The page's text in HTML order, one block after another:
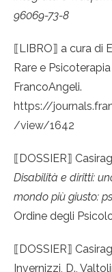
96069-73-8
⟦LIBRO⟧ a cura di
Rare e Psicoterapia
FrancoAngeli.
https://
/view/1642
⟦DOSSIER⟧
Disabilità e diritti:
mondo più giusto:
Ordine degli
⟦DOSSIER⟧
Invernizzi, D.,